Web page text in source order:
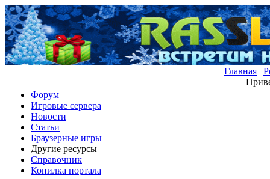
Главная |
Форум
Игровые сервера
Новости
Статьи
Браузерные игры
Другие ресурсы
Справочник
Копилка портала